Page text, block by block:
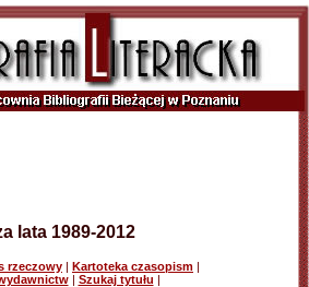
lata 1989-2012
rzeczowy | Kartoteka czasopism |
| Szukaj tytułu |